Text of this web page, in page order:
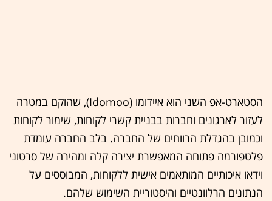
הסטארט-אפ השני הוא איידומו (Idomoo), שהוקם במטרה
לעזור לארגונים וחברות בבניית קשרי לקוחות, שימור לקוחות
וכמובן בהגדלת הרווחים של החברה. בלב החברה עומדת
פלטפורמה פתוחה המאפשרת יצירה קלה ומהירה של סרטוני
וידאו איכותיים המותאמים אישית ללקוחות, המבוססים על
הנתונים הרלוונטיים והיסטוריית השימוש שלהם.